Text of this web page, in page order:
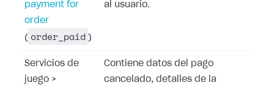
payment for
order
( order_paid )
al usuario.
Servicios de
juego >
Contiene datos del pago
cancelado, detalles de la